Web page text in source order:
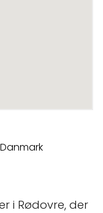
i Rødovre, der